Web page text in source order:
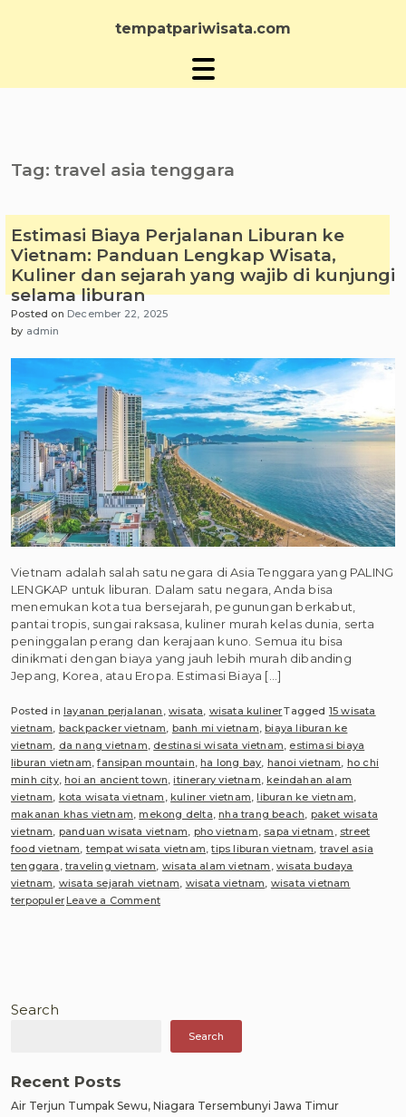
tempatpariwisata.com
Tag: travel asia tenggara
Estimasi Biaya Perjalanan Liburan ke
Vietnam: Panduan Lengkap Wisata,
Kuliner dan sejarah yang wajib di kunjungi
selama liburan
Posted on December 22, 2025
by admin
Vietnam adalah salah satu negara di Asia Tenggara yang PALING
LENGKAP untuk liburan. Dalam satu negara, Anda bisa
menemukan kota tua bersejarah, pegunungan berkabut,
pantai tropis, sungai raksasa, kuliner murah kelas dunia, serta
peninggalan perang dan kerajaan kuno. Semua itu bisa
dinikmati dengan biaya yang jauh lebih murah dibanding
Jepang, Korea, atau Eropa. Estimasi Biaya […]
Posted inlayanan perjalanan ,wisata wisata kulinerTagged 15 wisata
vietnam backpacker vietnam banh mi vietnam ,biaya liburan ke
vietnam
da nang vietnam destinasi wisata vietnam estimasi biaya
liburan vietnam ,fansipan mountain ,ha long bay hanoi vietnam ho chi
minh city,hoi an ancient town ,itinerary vietnam ,keindahan alam
vietnam kota wisata vietnam ,kuliner vietnam ,liburan ke vietnam
makanan khas vietnam ,mekong delta ,nha trang beach paket wisata
vietnam panduan wisata vietnam pho vietnam sapa vietnam
street
food vietnam tempat wisata vietnam ,tips liburan vietnam travel asia
tenggara ,traveling vietnam wisata alam vietnam ,wisata budaya
vietnam wisata sejarah vietnam wisata vietnam wisata vietnam
terpopulerLeave a Commenton
Panduan
Lengkap
Wisata,
sejarah
Search
Search
Recent Posts
Air Terjun Tumpak Sewu, Niagara Tersembunyi Jawa Timur